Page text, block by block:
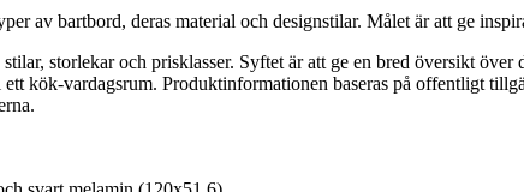
av bartbord, deras material och designstilar. Målet är att ge
storlekar och prisklasser. Syftet är att ge en bred översikt
kök-vardagsrum. Produktinformationen baseras på offentligt